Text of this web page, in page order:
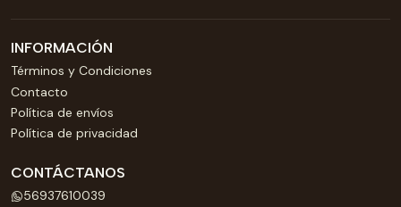
INFORMACIÓN
Términos y Condiciones
Contacto
Política de envíos
Política de privacidad
CONTÁCTANOS
56937610039